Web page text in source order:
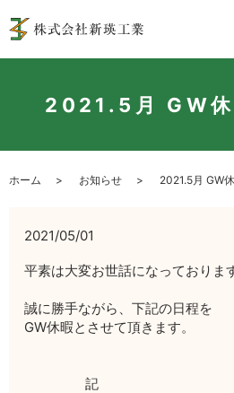
2021.5月 GW休
ホーム お知らせ 2021.5月 GW
2021/05/01
平素は大変お世話になっておりま
誠に勝手ながら、下記の日程を
GW休暇とさせて頂きます。
記